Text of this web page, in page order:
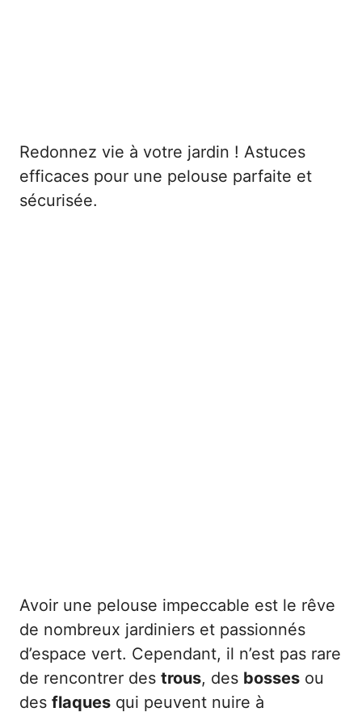
Redonnez vie à votre jardin ! Astuces
efficaces pour une pelouse parfaite et
sécurisée.
Avoir une pelouse impeccable est le rêve
de nombreux jardiniers et passionnés
d’espace vert. Cependant, il n’est pas rare
de rencontrer des trous, des bosses ou
des flaques qui peuvent nuire à